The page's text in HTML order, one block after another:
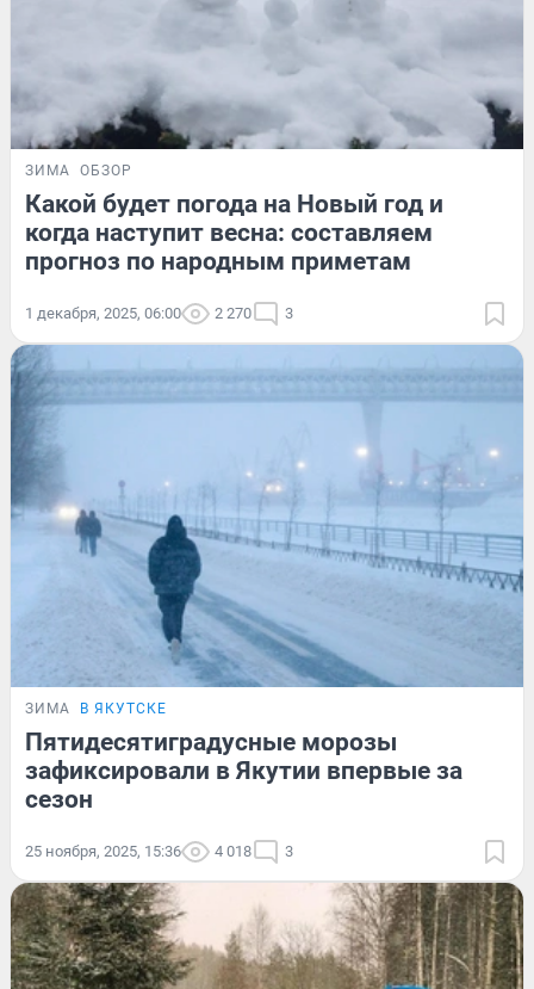
ЗИМА ОБЗОР
Какой будет погода на Новый год и
когда наступит весна: составляем
прогноз по народным приметам
1 декабря, 2025, 06:00 2 270 3
ЗИМА В ЯКУТСКЕ
Пятидесятиградусные морозы
зафиксировали в Якутии впервые за
сезон
25 ноября, 2025, 15:36 4 018 3